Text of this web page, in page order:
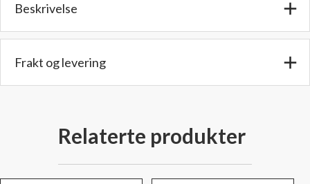
hanngjenger
Beskrivelse
Frakt og levering
Relaterte produkter